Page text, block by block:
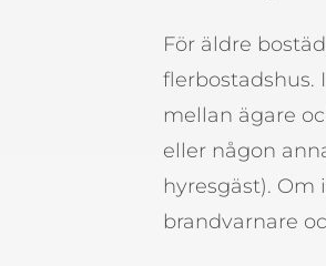
För äldre
flerbostadshus.
mellan ägare
eller någon
hyresgäst).
brandvarnare